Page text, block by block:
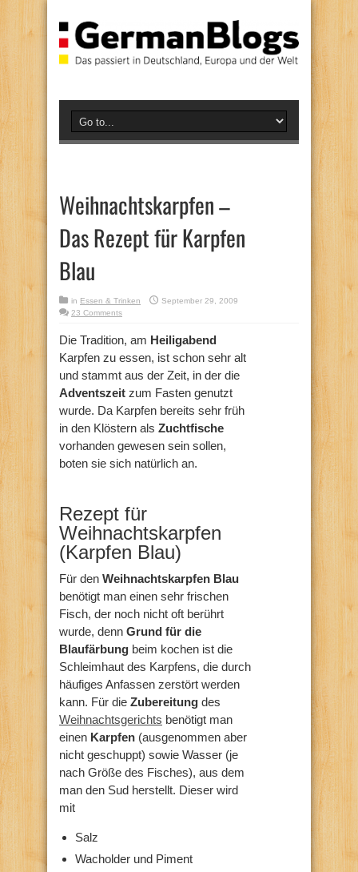
Weihnachtskarpfen –
Das Rezept für Karpfen
Blau
in Essen & Trinken
September 29, 2009
23 Comments
Die Tradition, am Heiligabend
Karpfen zu essen, ist schon sehr alt
und stammt aus der Zeit, in der die
Adventszeit zum Fasten genutzt
wurde. Da Karpfen bereits sehr früh
in den Klöstern als Zuchtfische
vorhanden gewesen sein sollen,
boten sie sich natürlich an.
Rezept für
Weihnachtskarpfen
(Karpfen Blau)
Für den Weihnachtskarpfen Blau
benötigt man einen sehr frischen
Fisch, der noch nicht oft berührt
wurde, denn Grund für die
Blaufärbung beim kochen ist die
Schleimhaut des Karpfens, die durch
häufiges Anfassen zerstört werden
kann. Für die Zubereitung des
Weihnachtsgerichts benötigt man
einen Karpfen (ausgenommen aber
nicht geschuppt) sowie Wasser (je
nach Größe des Fisches), aus dem
man den Sud herstellt. Dieser wird
mit
Salz
Wacholder und Piment